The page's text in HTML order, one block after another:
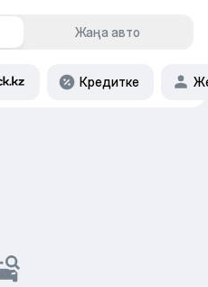
Жаңа авто
Кредитке